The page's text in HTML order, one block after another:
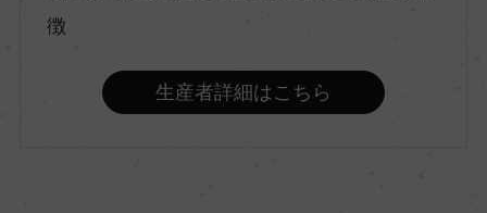
精米歩合
徴
生産者詳細はこちら